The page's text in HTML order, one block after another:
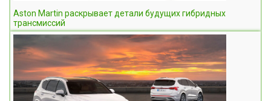
Aston Martin раскрывает детали будущих гибридных
трансмиссий